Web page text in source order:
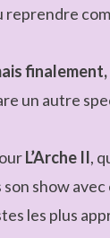
reprendre
un autre
L’Arche II,
show
les plus